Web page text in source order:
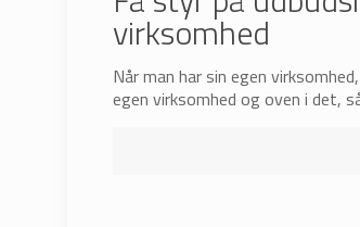
virksomhed
Når man har sin egen
egen virksomhed og oven i det,